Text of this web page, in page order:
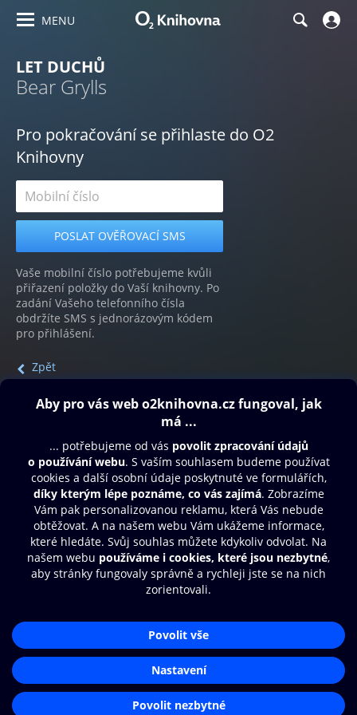
MENU
LET DUCHŮ
Bear Grylls
Pro pokračování se přihlaste do O2
Knihovny
Vaše mobilní číslo potřebujeme kvůli
přiřazení položky do Vaší knihovny. Po
zadání Vašeho telefonního čísla
obdržíte SMS s jednorázovým kódem
pro přihlášení.
Zpět
Obsah ke stažení
Moje O2 Knihovna
Další zábava
© O2 Czech Republic a.s.
Přístupnost
Zásady zpracování osobních údajů
Nastavení cookies
Aplikace O2 Knihovna
Čti a poslouchej své e-knihy a
audioknihy rychleji a pohodlněji.